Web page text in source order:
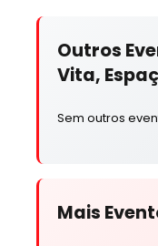
Outros
Vita,
Sem outros
Mais